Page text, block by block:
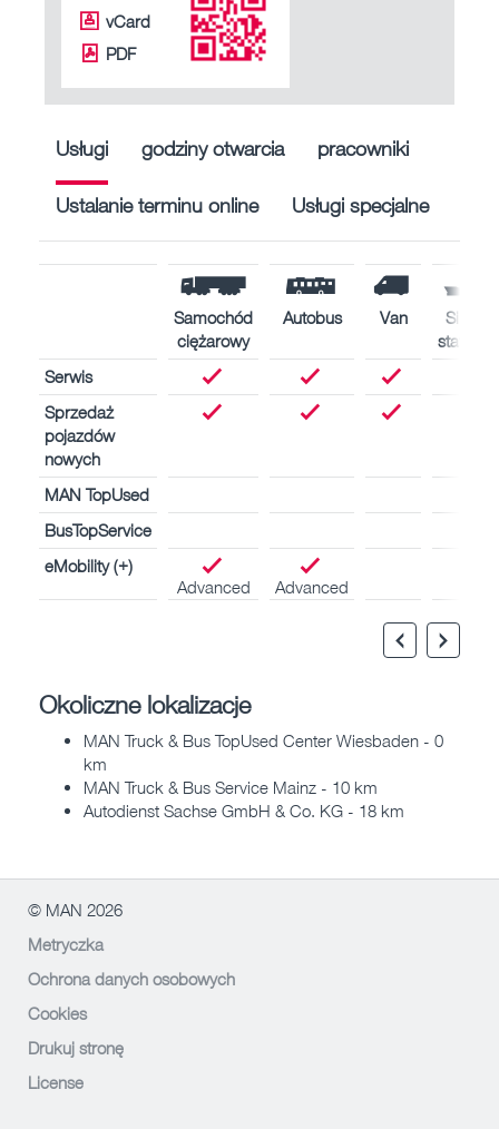
vCard
PDF
Usługi godziny otwarcia pracowniki
Ustalanie terminu online Usługi specjalne
Samochód
ciężarowy
Autobus Van
Silniki
statków
Serwis
Sprzedaż
pojazdów
nowych
MAN TopUsed
BusTopService
eMobility (+)
Advanced
Advanced
Okoliczne lokalizacje
MAN Truck & Bus TopUsed Center Wiesbaden - 0
km
MAN Truck & Bus Service Mainz - 10 km
Autodienst Sachse GmbH & Co. KG - 18 km
© MAN 2026
Metryczka
Ochrona danych osobowych
Cookies
Drukuj stronę
License